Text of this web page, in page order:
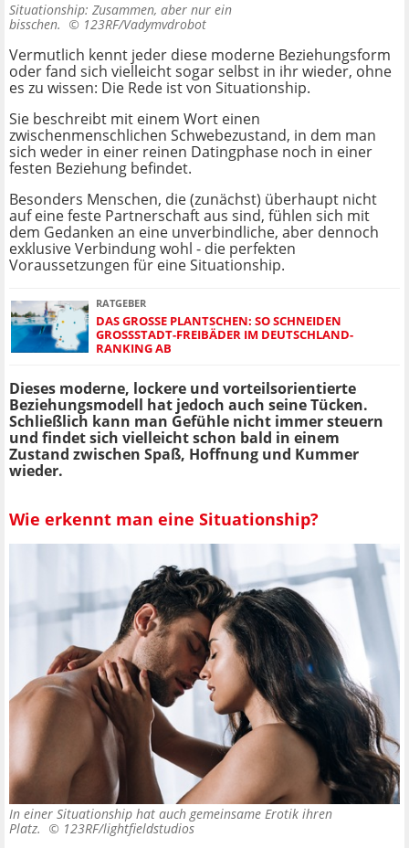
Situationship: Zusammen, aber nur ein
bisschen. © 123RF/Vadymvdrobot
Vermutlich kennt jeder diese moderne Beziehungsform
oder fand sich vielleicht sogar selbst in ihr wieder, ohne
es zu wissen: Die Rede ist von Situationship.
Sie beschreibt mit einem Wort einen
zwischenmenschlichen Schwebezustand, in dem man
sich weder in einer reinen Datingphase noch in einer
festen Beziehung befindet.
Besonders Menschen, die (zunächst) überhaupt nicht
auf eine feste Partnerschaft aus sind, fühlen sich mit
dem Gedanken an eine unverbindliche, aber dennoch
exklusive Verbindung wohl - die perfekten
Voraussetzungen für eine Situationship.
RATGEBER
DAS GROSSE PLANTSCHEN: SO SCHNEIDEN G
ROSSSTADT-FREIBÄDER IM DEUTSCHLAND-RA
NKING AB
Dieses moderne, lockere und vorteilsorientierte
Beziehungsmodell hat jedoch auch seine Tücken.
Schließlich kann man Gefühle nicht immer steuern
und findet sich vielleicht schon bald in einem
Zustand zwischen Spaß, Hoffnung und Kummer
wieder.
Wie erkennt man eine Situationship?
In einer Situationship hat auch gemeinsame Erotik ihren
Platz. © 123RF/lightfieldstudios